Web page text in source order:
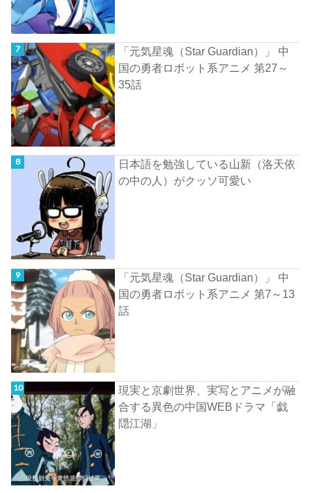
「元気星魂（Star Guardian）」 中
国の勇者ロボット系アニメ 第27～
35話
日本語を勉強している山新（洛天依
の中の人）がクッソ可愛い
「元気星魂（Star Guardian）」 中
国の勇者ロボット系アニメ 第7～13
話
現実と京劇世界、実写とアニメが融
合する異色の中国WEBドラマ「戯
隠江湖」